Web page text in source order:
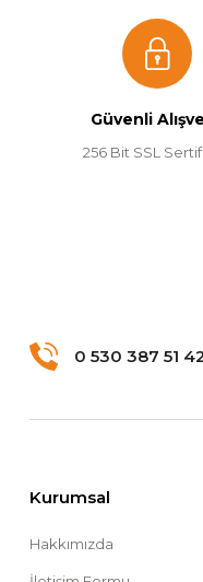
Ürün
Ürün bilgilerinde
Güvenli
256 Bit SSL
0 530 387 51
Kurumsal
Hakkımızda